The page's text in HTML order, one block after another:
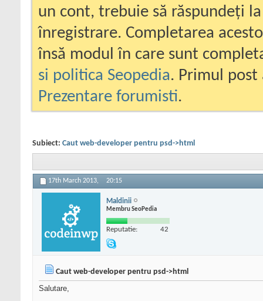
un cont, trebuie să răspundeți
înregistrare. Completarea
însă modul în care sunt
si politica Seopedia. Primul
Prezentare forumisti.
Subiect: Caut web-developer pentru psd->html
17th March 2013, 20:15
Maldinii
Membru SeoPedia
Reputatie: 42
Caut web-developer pentru psd->html
Salutare,